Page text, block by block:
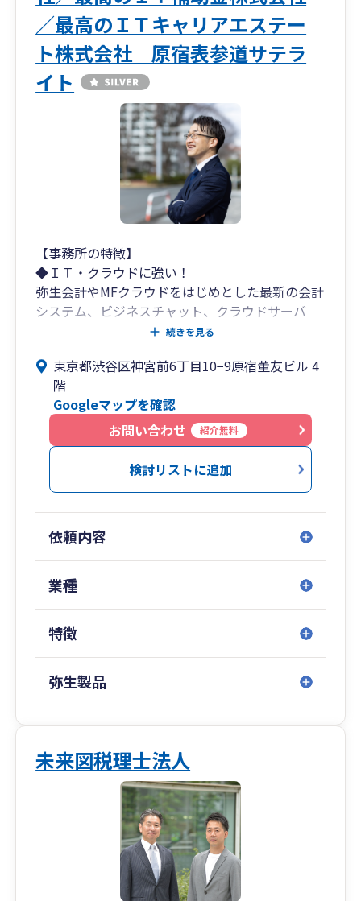
／最高のＩＴキャリアエステー
ト株式会社 原宿表参道サテラ
イト
【事務所の特徴】
◆ＩＴ・クラウドに強い！
弥生会計やMFクラウドをはじめとした最新の会計
システム、ビジネスチャット、クラウドサーバ
ー、ＷＥＢ会議システム、遠隔リモートツールそ
が本当にやるべき「経営」に専念可能。
◆明瞭な価格提示！
「わかりやすさ」を重視し、3つのコースから選
択可能。
◆代表税理士が40代と若い！
す。
◆税務調査に強い！
◆投資に強い！
不動産、太陽光、株式、保険など、富裕層の方が
はじめまして！
静岡県静岡市の最高のＩＴ税理士法人、最高のＩ
Ｔ経営支援株式会社の代表税理士 戸越裕介（とご
えゆうすけ）と申します。
私の祖父と父は昔、大阪で工場を経営し、毎日朝
4時に起きて誰よりも早く出社し、ボイラーを焚
いて機械を温め、真っ黒になりながら汗をかき、
日が暮れるまで働いていました。
続きを見る
東京都渋谷区神宮前6丁目10−9原宿董友ビル 4
階
Googleマップを確認
お問い合わせ
紹介無料
検討リストに追加
依頼内容
業種
特徴
弥生製品
未来図税理士法人